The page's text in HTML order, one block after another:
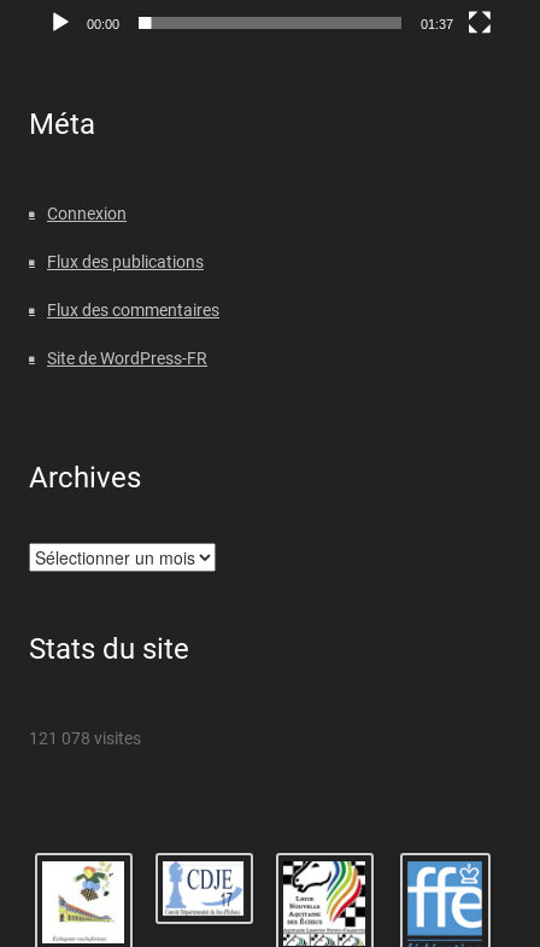
00:00 01:37
Méta
Connexion
Flux des publications
Flux des commentaires
Site de WordPress-FR
Archives
Archives
Stats du site
121 078 visites